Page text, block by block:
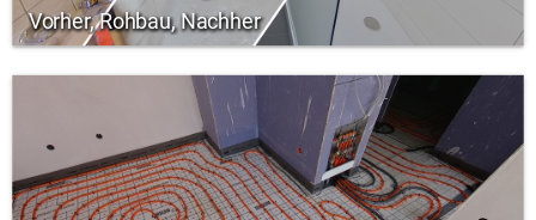
Vorher, Rohbau, Nachher